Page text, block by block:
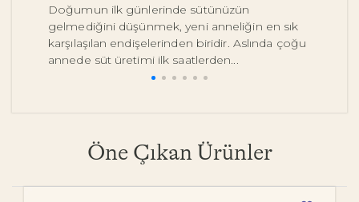
Doğumun ilk günlerinde sütünüzün
gelmediğini düşünmek, yeni anneliğin en sık
karşılaşılan endişelerinden biridir. Aslında çoğu
annede süt üretimi ilk saatlerden...
Öne Çıkan Ürünler